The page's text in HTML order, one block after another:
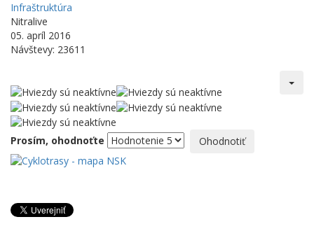
Infraštruktúra
Nitralive
05. apríl 2016
Návštevy: 23611
Prosím, ohodnoťte